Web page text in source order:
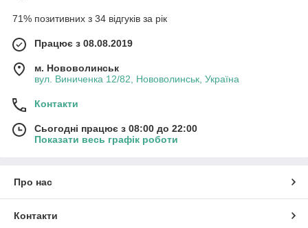
71% позитивних з 34 відгуків за рік
Працює з 08.08.2019
м. Нововолинськ
вул. Виниченка 12/82, Нововолинськ, Україна
Контакти
Сьогодні працює з 08:00 до 22:00
Показати весь графік роботи
Про нас
Контакти